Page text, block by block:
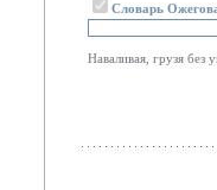
Словарь
Наваливая, грузя без